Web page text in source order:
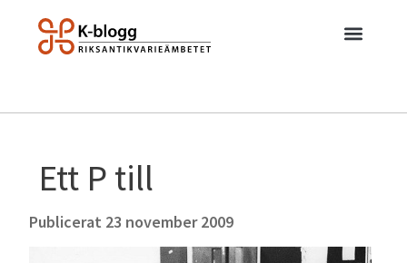
Ett P till
Publicerat 23 november 2009